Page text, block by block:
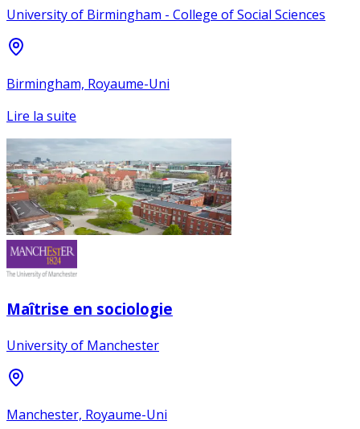
University of Birmingham - College of Social Sciences
Birmingham, Royaume-Uni
Lire la suite
Maîtrise en sociologie
University of Manchester
Manchester, Royaume-Uni